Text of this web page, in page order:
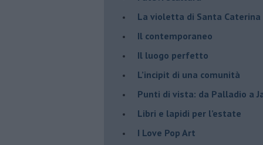
​La violetta di Santa Caterina
​Il contemporaneo
​Il luogo perfetto
​L’incipit di una comunità
Punti di vista: da Palladio a
​Libri e lapidi per l’estate
​I Love Pop Art